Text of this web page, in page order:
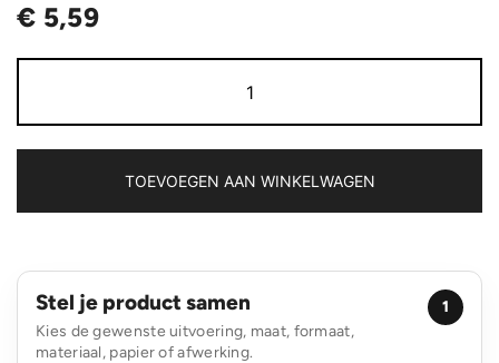
€ 5,59
Aware™
schoudertas
aantal
TOEVOEGEN AAN WINKELWAGEN
Stel je product samen
Kies de gewenste uitvoering, maat, formaat,
materiaal, papier of afwerking.
1